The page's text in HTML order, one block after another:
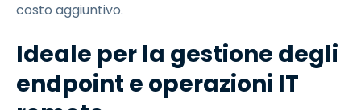
costo aggiuntivo.
Ideale per la gestione degli
endpoint e operazioni IT